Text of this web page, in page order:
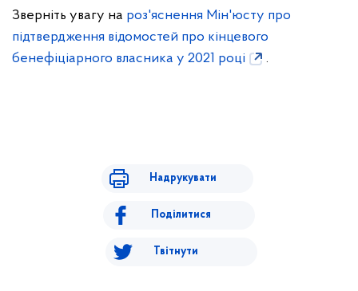
Зверніть увагу на роз'яснення Мін'юсту про
підтвердження відомостей про кінцевого
бенефіціарного власника у 2021 році
.
Надрукувати
Поділитися
Твітнути